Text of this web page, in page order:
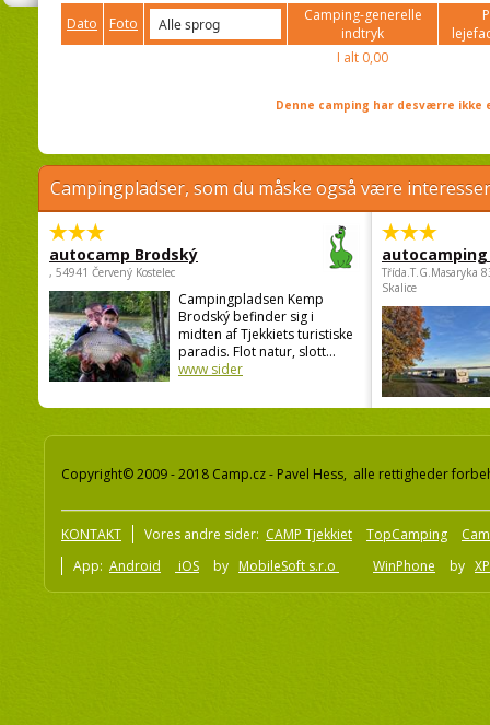
Dato
Foto
Camping-generelle
indtryk
I alt 0,00
Denne camping har desværre
Campingpladser, som du måske også være
autocamp Brodský
, 54941 Červený Kostelec
Campingpladsen Kemp
Brodský befinder sig i
midten af Tjekkiets turistiske
paradis. Flot natur, slott...
www sider
autocamping
Třída.T.G.Masaryka
Skalice
Copyright© 2009 - 2018 Camp.cz - Pavel Hess, alle rettigheder
KONTAKT Vores andre sider: CAMP Tjekkiet TopCamping
App: Android iOS by MobileSoft s.r.o WinPhone by